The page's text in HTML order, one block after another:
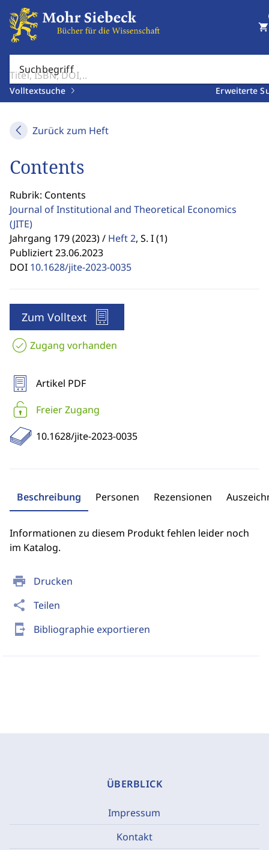
Suchbegriff
Volltextsuche Erweiterte
shopping_cart
Zurück zum Heft
print Drucken
share Teilen
send_to_mobile Bibliographie exportieren
Contents
Rubrik: Contents
Journal of Institutional and Theoretical Economics
(JITE)
Jahrgang 179 (2023) / Heft 2, S. I (1)
Publiziert 23.06.2023
DOI 10.1628/jite-2023-0035
Zum Volltext
Zugang vorhanden
Artikel PDF
Freier Zugang
10.1628/jite-2023-0035
Beschreibung Personen Rezensionen
Informationen zu diesem Produkt fehlen leider noch
im Katalog.
ÜBERBLICK
Impressum
Kontakt